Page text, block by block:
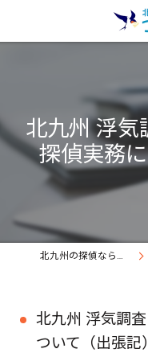
北九州 浮気
探偵実務
北九州の探偵なら北九州つばめ探偵社｜証拠満載提出継続中
北九州 浮気調
ついて（出張記）